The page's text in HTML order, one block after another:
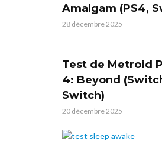
Amalgam (PS4,
28 décembre 2025
Test de Metroid
4: Beyond
Switch)
20 décembre 2025